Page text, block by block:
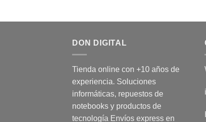
DON DIGITAL
Tienda online con +10 años de
experiencia. Soluciones
informáticas, repuestos de
notebooks y productos de
tecnología Envíos express en